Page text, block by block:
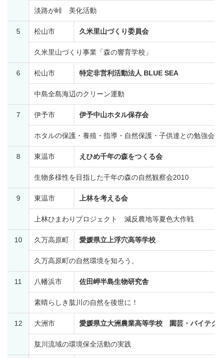
淡路が峠 美化活動
5 松山市 久米里山づくり委員会
久米里山づくり事業「森の響育学校」
6 松山市 特定非営利活動法人 BLUE SEA
中島全島海辺のクリーン運動
7 伊予市 伊予中山ホタル保存会
ホタルの保護・養殖・指導・自然保護・子供達との勉強会
8 東温市 えひめ千年の森をつくる会
生物多様性を目指した千年の森の自然観察会2010
9 東温市 上林を考える会
上林ひまわりプロジェクト 減反農地等夏色大作戦
10 久万高原町 愛媛県立上浮穴高等学校
久万高原町の自然環境を知ろう。
11 八幡浜市 佐田岬半島生物研究舎
素晴らしき肱川の自然を後世に！
12 大洲市 愛媛県立大洲農業高等学校 園芸・バイテク
肱川流域の環境保全活動の実践